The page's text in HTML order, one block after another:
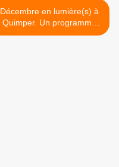
Décembre en lumière(s) à
Quimper. Un programme
éblouissant >